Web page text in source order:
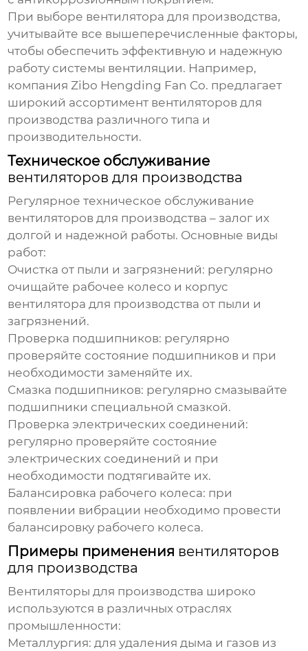
При выборе вентилятора для производства,
учитывайте все вышеперечисленные факторы,
чтобы обеспечить эффективную и надежную
работу системы вентиляции. Например,
компанияZibo Hengding Fan Co. предлагает
широкий ассортимент вентиляторов для
производства различного типа и
производительности.
Техническое обслуживание
вентиляторов для производства
Регулярное техническое обслуживание
вентиляторов для производства – залог их
долгой и надежной работы. Основные виды
работ:
Очистка от пыли и загрязнений: регулярно
очищайте рабочее колесо и корпус
вентилятора для производства от пыли и
загрязнений.
Проверка подшипников: регулярно
проверяйте состояние подшипников и при
необходимости заменяйте их.
Смазка подшипников: регулярно смазывайте
подшипники специальной смазкой.
Проверка электрических соединений:
регулярно проверяйте состояние
электрических соединений и при
необходимости подтягивайте их.
Балансировка рабочего колеса: при
появлении вибрации необходимо провести
балансировку рабочего колеса.
Примеры применения вентиляторов
для производства
Вентиляторы для производства широко
используются в различных отраслях
промышленности:
Металлургия: для удаления дыма и газов из